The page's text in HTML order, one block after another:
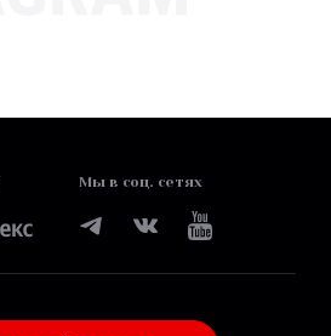
Мы в соц. сетях